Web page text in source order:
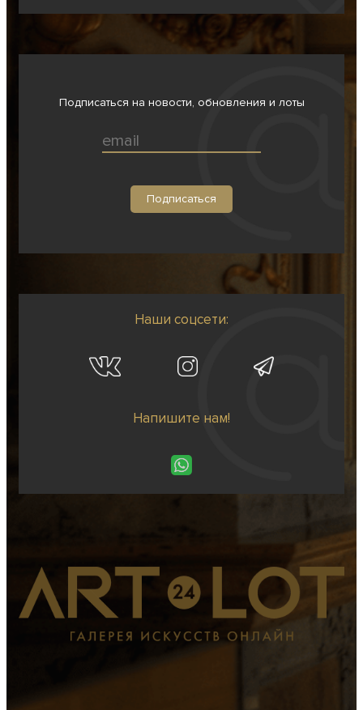
Подписаться на новости, обновления и лоты
Наши соцсети:
Напишите нам!